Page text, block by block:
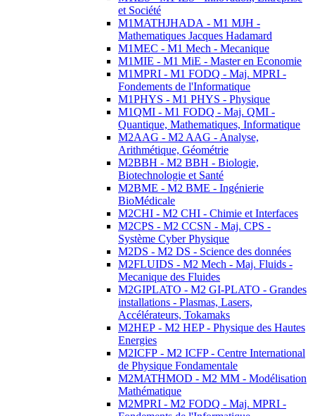
et Société
M1MATHJHADA - M1 MJH -
Mathematiques Jacques Hadamard
M1MEC - M1 Mech - Mecanique
M1MIE - M1 MiE - Master en Economie
M1MPRI - M1 FODQ - Maj. MPRI -
Fondements de l'Informatique
M1PHYS - M1 PHYS - Physique
M1QMI - M1 FODQ - Maj. QMI -
Quantique, Mathematiques, Informatique
M2AAG - M2 AAG - Analyse,
Arithmétique, Géométrie
M2BBH - M2 BBH - Biologie,
Biotechnologie et Santé
M2BME - M2 BME - Ingénierie
BioMédicale
M2CHI - M2 CHI - Chimie et Interfaces
M2CPS - M2 CCSN - Maj. CPS -
Système Cyber Physique
M2DS - M2 DS - Science des données
M2FLUIDS - M2 Mech - Maj. Fluids -
Mecanique des Fluides
M2GIPLATO - M2 GI-PLATO - Grandes
installations - Plasmas, Lasers,
Accélérateurs, Tokamaks
M2HEP - M2 HEP - Physique des Hautes
Energies
M2ICFP - M2 ICFP - Centre International
de Physique Fondamentale
M2MATHMOD - M2 MM - Modélisation
Mathématique
M2MPRI - M2 FODQ - Maj. MPRI -